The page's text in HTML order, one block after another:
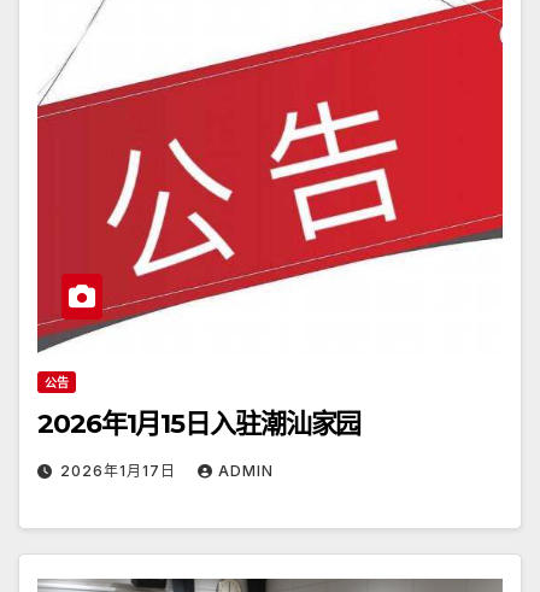
公告
2026年1月15日入驻潮汕家园
2026年1月17日 ADMIN